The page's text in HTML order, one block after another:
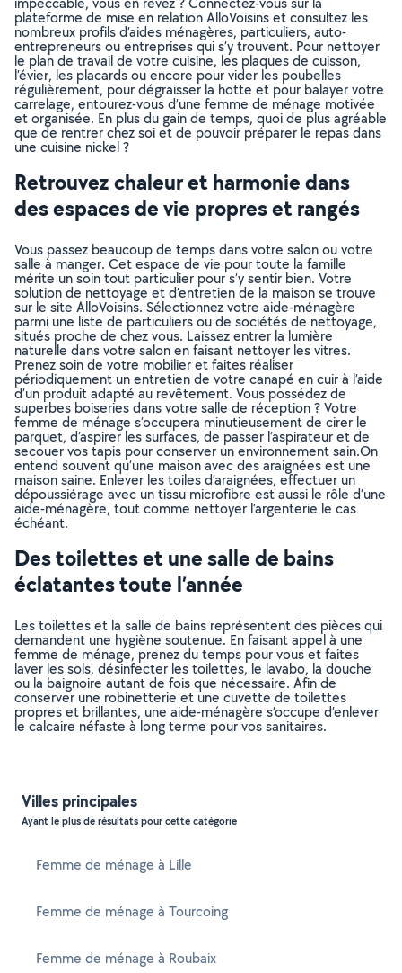
plateforme de mise en relation AlloVoisins et consultez les
nombreux profils d’aides ménagères, particuliers, auto-
entrepreneurs ou entreprises qui s’y trouvent. Pour nettoyer
le plan de travail de votre cuisine, les plaques de cuisson,
l’évier, les placards ou encore pour vider les poubelles
régulièrement, pour dégraisser la hotte et pour balayer votre
carrelage, entourez-vous d’une femme de ménage motivée
et organisée. En plus du gain de temps, quoi de plus agréable
que de rentrer chez soi et de pouvoir préparer le repas dans
une cuisine nickel ?
Retrouvez chaleur et harmonie dans
des espaces de vie propres et rangés
Vous passez beaucoup de temps dans votre salon ou votre
salle à manger. Cet espace de vie pour toute la famille
mérite un soin tout particulier pour s’y sentir bien. Votre
solution de nettoyage et d’entretien de la maison se trouve
sur le site AlloVoisins. Sélectionnez votre aide-ménagère
parmi une liste de particuliers ou de sociétés de nettoyage,
situés proche de chez vous. Laissez entrer la lumière
naturelle dans votre salon en faisant nettoyer les vitres.
Prenez soin de votre mobilier et faites réaliser
périodiquement un entretien de votre canapé en cuir à l’aide
d’un produit adapté au revêtement. Vous possédez de
superbes boiseries dans votre salle de réception ? Votre
femme de ménage s’occupera minutieusement de cirer le
parquet, d’aspirer les surfaces, de passer l’aspirateur et de
secouer vos tapis pour conserver un environnement sain.On
entend souvent qu’une maison avec des araignées est une
maison saine. Enlever les toiles d’araignées, effectuer un
dépoussiérage avec un tissu microfibre est aussi le rôle d’une
aide-ménagère, tout comme nettoyer l’argenterie le cas
échéant.
Des toilettes et une salle de bains
éclatantes toute l’année
Les toilettes et la salle de bains représentent des pièces qui
demandent une hygiène soutenue. En faisant appel à une
femme de ménage, prenez du temps pour vous et faites
laver les sols, désinfecter les toilettes, le lavabo, la douche
ou la baignoire autant de fois que nécessaire. Afin de
conserver une robinetterie et une cuvette de toilettes
propres et brillantes, une aide-ménagère s’occupe d’enlever
le calcaire néfaste à long terme pour vos sanitaires.
Villes principales
Ayant le plus de résultats pour cette catégorie
Femme de ménage à Lille
Femme de ménage à Tourcoing
Femme de ménage à Roubaix